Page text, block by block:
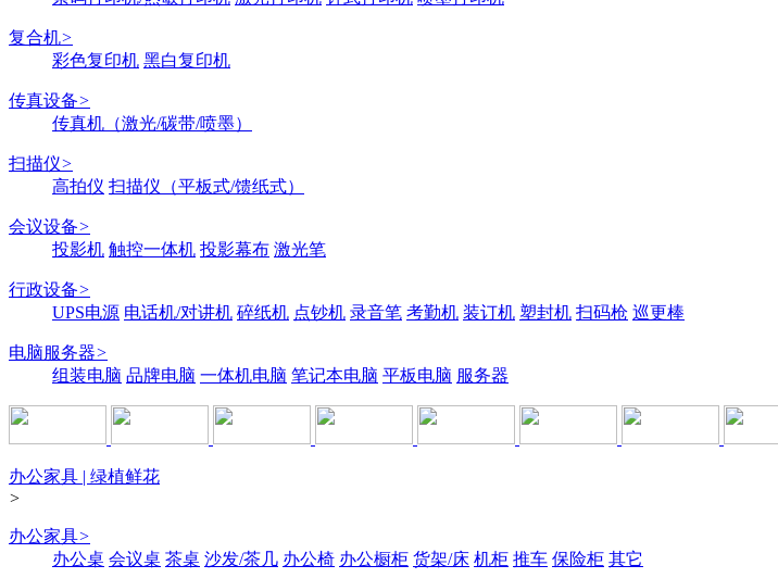
复合机>
彩色复印机 黑白复印机
传真设备>
传真机（激光/碳带/喷墨）
扫描仪>
高拍仪 扫描仪（平板式/馈纸式）
会议设备>
投影机 触控一体机 投影幕布 激光笔
行政设备>
UPS电源 电话机/对讲机 碎纸机 点钞机 录音笔 考勤机 装订机 塑封机 扫码枪 巡更棒
电脑服务器>
组装电脑 品牌电脑 一体机电脑 笔记本电脑 平板电脑 服务器
办公家具 | 绿植鲜花
>
办公家具>
办公桌 会议桌 茶桌 沙发/茶几 办公椅 办公橱柜 货架/床 机柜 推车 保险柜 其它